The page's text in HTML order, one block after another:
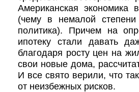
Американская экономика
(чему в немалой степени
политика). Причем на
ипотеку стали давать
благодаря росту цен на
свои новые дома,
И все свято верили, что
от неизбежных рисков.